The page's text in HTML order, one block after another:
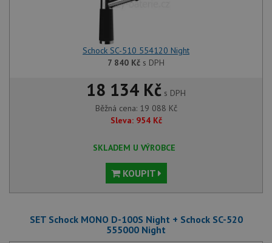
Schock SC-510 554120 Night
7 840 Kč s DPH
18 134 Kč s DPH
Běžná cena: 19 088 Kč
Sleva: 954 Kč
SKLADEM U VÝROBCE
KOUPIT
SET Schock MONO D-100S Night + Schock SC-520
555000 Night